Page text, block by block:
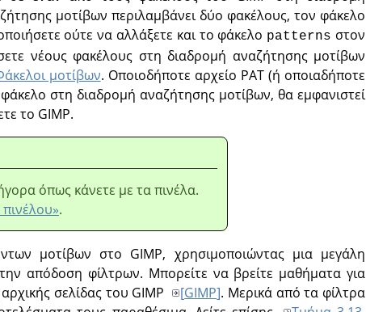
μοτίβων περιλαμβάνει δύο φακέλους, τον φάκελο
ούτε να αλλάξετε και το φάκελο patterns στον
νέους φακέλους στη διαδρομή αναζήτησης μοτίβων
μοτίβων. Οποιοδήποτε αρχείο PAT (ή οποιαδήποτε
στη διαδρομή αναζήτησης μοτίβων, θα εμφανιστεί
το GIMP.
όπως κάνετε με τα πινέλα.
.
μοτίβων στο GIMP, χρησιμοποιώντας μια μεγάλη
απόδοση φίλτρων. Μπορείτε να βρείτε μαθήματα για
σελίδας του GIMP
[GIMP]. Μερικά από τα φίλτρα